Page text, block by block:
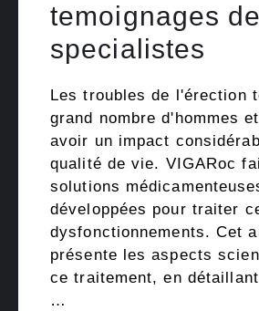
temoignages de
specialistes
Les troubles de l'érection
grand nombre d'hommes
avoir un impact
qualité de vie. VIGARoc
solutions
développées pour traiter
dysfonctionnements. Cet
présente les aspects
ce traitement, en
…